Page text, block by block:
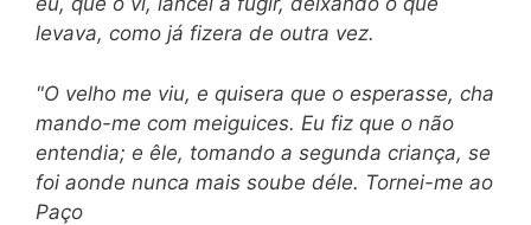
levava, como já fizera de outra vez.
"O velho me viu, e quisera que o esperasse, cha
mando-me com meiguices. Eu fiz que o não
entendia; e êle, tomando a segunda criança, se
foi aonde nunca mais soube déle. Tornei-me ao
Paço